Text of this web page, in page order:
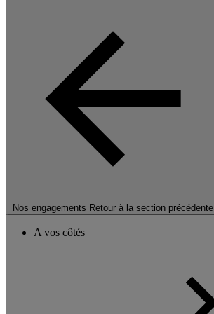
Nos engagements Retour à la section précédente
A vos côtés